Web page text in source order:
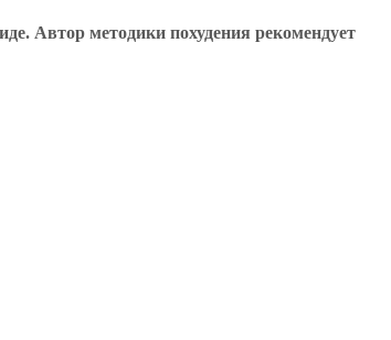
Автор методики похудения рекомендует